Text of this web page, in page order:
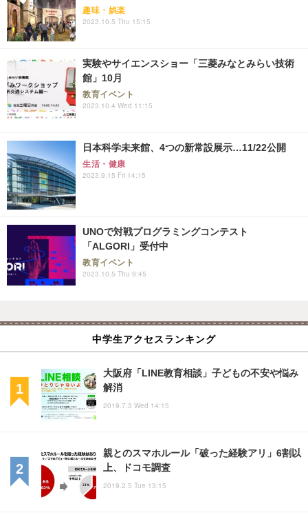
趣味・娯楽
2023.10.5 Thu 15:15
実験やサイエンスショー「三菱みなとみらい技術
館」10月
教育イベント
2023.10.4 Wed 11:15
日本科学未来館、4つの新常設展示…11/22公開
生活・健康
2023.9.15 Fri 14:15
UNOで対戦プログラミングコンテスト
「ALGORI」受付中
教育イベント
2023.10.5 Thu 9:45
中学生アクセスランキング
大阪府「LINE教育相談」子どもの不安や悩み
解消
2019.7.3 Wed 14:15
親とのスマホルール「破った経験アリ」6割以
上、ドコモ調査
2019.2.5 Tue 13:15